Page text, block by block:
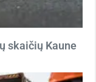
skaičių Kaune